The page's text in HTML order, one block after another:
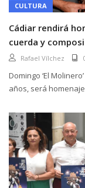
CULTURA
Cádiar rendirá
cuerda y
Rafael Vílchez
Domingo ‘El
años, será